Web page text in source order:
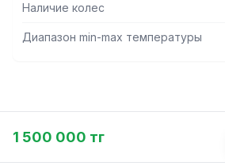
Наличие колес
Диапазон min-max температуры
1 500 000 тг